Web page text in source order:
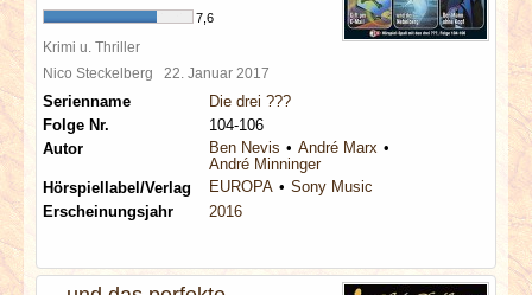
7,6
Krimi u. Thriller
Nico Steckelberg 22. Januar 2017
Serienname
Die drei ???
Folge Nr.
104-106
Autor
Ben Nevis
André Marx
André Minninger
Hörspiellabel/Verlag
EUROPA
Sony Music
Erscheinungsjahr
2016